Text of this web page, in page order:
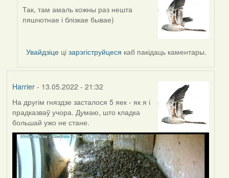
In
reply
Lighty
Так, там амаль кожны раз нешта
пяшчотнае і блізкае бывае)
Увайдзіце цізарэгіструйцеся каб пакідаць каментары.
Harrier- 13.05.2022 - 21:32
На другім гняздзе засталося 5 яек - як я і
прадказваў учора. Думаю, што кладка
большай ужо не стане.